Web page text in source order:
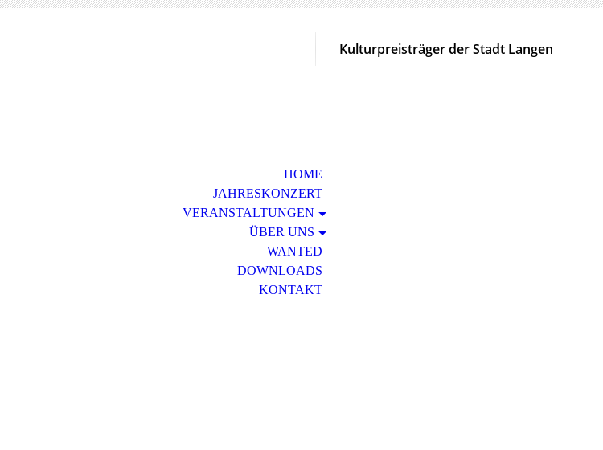
Kulturpreisträger der Stadt Langen
HOME
JAHRESKONZERT
VERANSTALTUNGEN
ÜBER UNS
WANTED
DOWNLOADS
KONTAKT